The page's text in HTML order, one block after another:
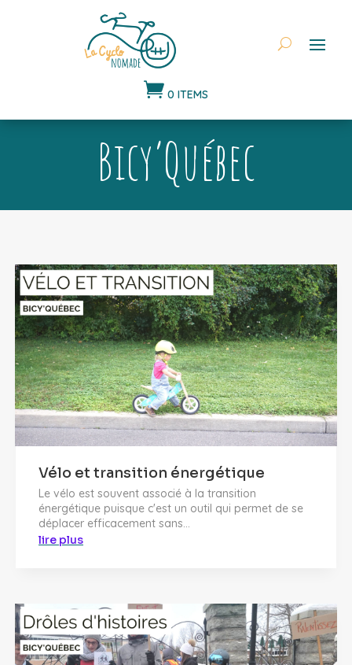
 0 ITEMS
Bicy’Québec
Vélo et transition énergétique
Le vélo est souvent associé à la transition
énergétique puisque c'est un outil qui permet de se
déplacer efficacement sans...
lire plus